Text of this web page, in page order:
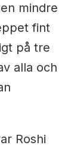
mindre
fint
på tre
alla och
Roshi